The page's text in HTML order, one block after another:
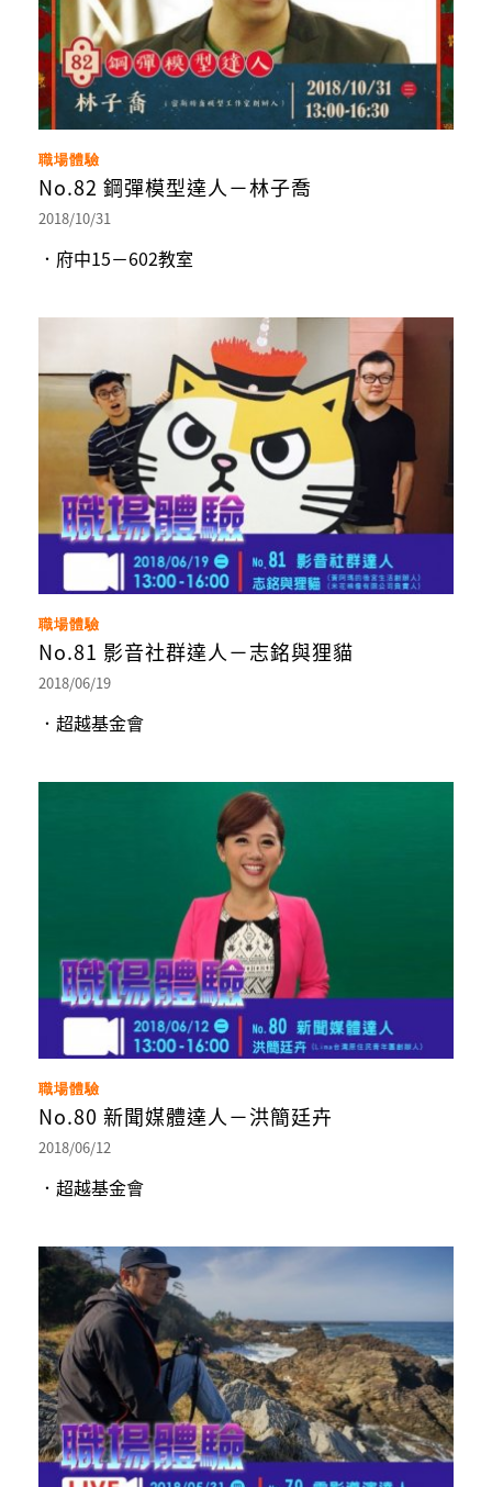
職場體驗
No.82 鋼彈模型達人－林子喬
2018/10/31
．府中15－602教室
職場體驗
No.81 影音社群達人－志銘與狸貓
2018/06/19
．超越基金會
職場體驗
No.80 新聞媒體達人－洪簡廷卉
2018/06/12
．超越基金會